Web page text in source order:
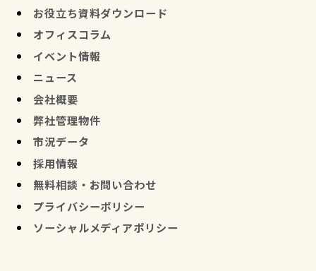
お役立ち資料ダウンロード
オフィスコラム
イベント情報
ニュース
会社概要
弊社管理物件
市況データ
採用情報
無料相談・お問い合わせ
プライバシーポリシー
ソーシャルメディアポリシー